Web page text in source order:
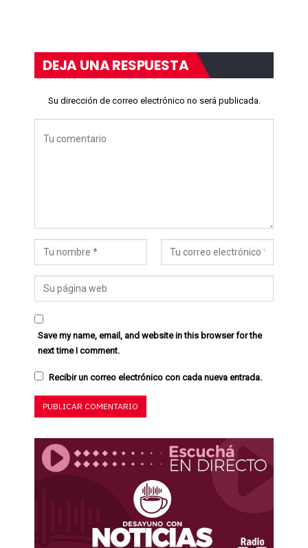
DEJA UNA RESPUESTA
Su dirección de correo electrónico no será publicada.
Save my name, email, and website in this browser for the
next time I comment.
Recibir un correo electrónico con cada nueva entrada.